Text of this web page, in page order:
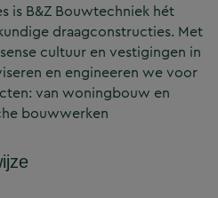
is B&Z Bouwtechniek hét
draagconstructies. Met
cultuur en vestigingen in
en engineeren we voor
van woningbouw en
bouwwerken